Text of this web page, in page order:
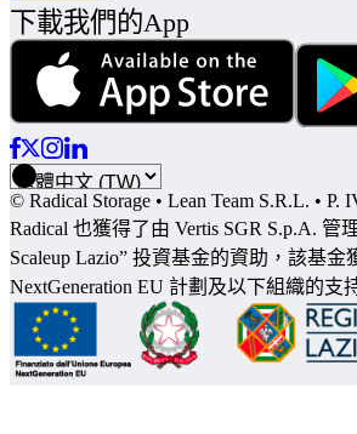
下載我們的App
© Radical Storage • Lean Team S.R.L. • P.
Radical 也獲得了由 Vertis SGR S.p.A. 管
Scaleup Lazio” 投資基金的資助，該基金
NextGeneration EU 計劃及以下組織的支